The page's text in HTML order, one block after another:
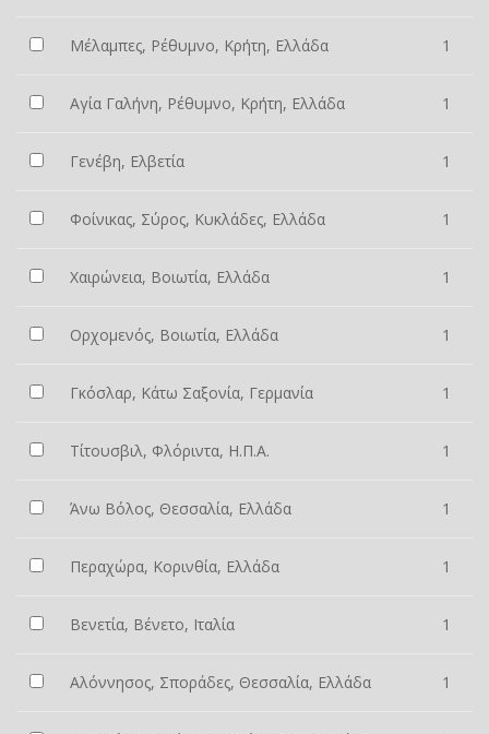
Μέλαμπες, Ρέθυμνο, Κρήτη, Ελλάδα 1
Αγία Γαλήνη, Ρέθυμνο, Κρήτη, Ελλάδα 1
Γενέβη, Ελβετία 1
Φοίνικας, Σύρος, Κυκλάδες, Ελλάδα 1
Χαιρώνεια, Βοιωτία, Ελλάδα 1
Ορχομενός, Βοιωτία, Ελλάδα 1
Γκόσλαρ, Κάτω Σαξονία, Γερμανία 1
Τίτουσβιλ, Φλόριντα, Η.Π.Α. 1
Άνω Βόλος, Θεσσαλία, Ελλάδα 1
Περαχώρα, Κορινθία, Ελλάδα 1
Βενετία, Βένετο, Ιταλία 1
Αλόννησος, Σποράδες, Θεσσαλία, Ελλάδα 1